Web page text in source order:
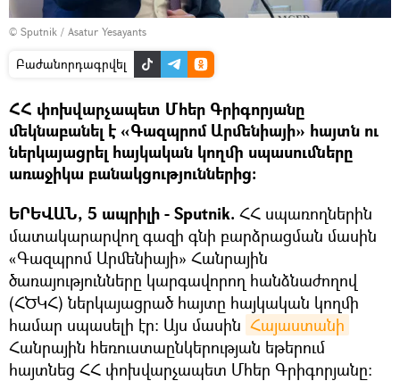
© Sputnik / Asatur Yesayants
Բաժանորդագրվել
ՀՀ փոխվարչապետ Մհեր Գրիգորյանը
մեկնաբանել է «Գազպրոմ Արմենիայի» հայտն ու
ներկայացրել հայկական կողմի սպասումները
առաջիկա բանակցություններից։
ԵՐԵՎԱՆ, 5 ապրիլի - Sputnik. ՀՀ սպառողներին
մատակարարվող գազի գնի բարձրացման մասին
«Գազպրոմ Արմենիայի» Հանրային
ծառայությունները կարգավորող հանձնաժողով
(ՀԾԿՀ) ներկայացրած հայտը հայկական կողմի
համար սպասելի էր։ Այս մասին Հայաստանի
Հանրային հեռուստաընկերության եթերում
հայտնեց ՀՀ փոխվարչապետ Մհեր Գրիգորյանը։